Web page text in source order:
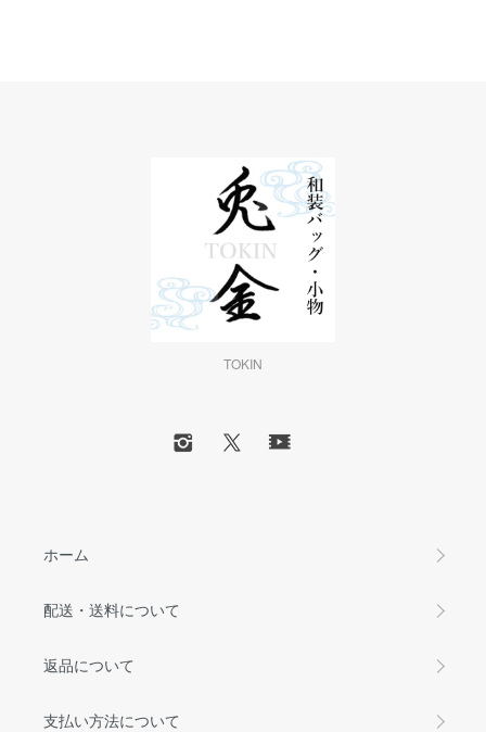
TOKIN
ホーム
配送・送料について
返品について
支払い方法について